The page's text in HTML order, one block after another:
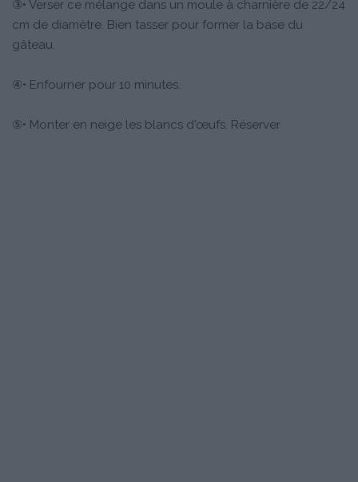
③• Verser ce mélange dans un moule à charnière de 22/24
cm de diamètre. Bien tasser pour former la base du
gâteau.
④• Enfourner pour 10 minutes.
⑤• Monter en neige les blancs d'œufs. Réserver